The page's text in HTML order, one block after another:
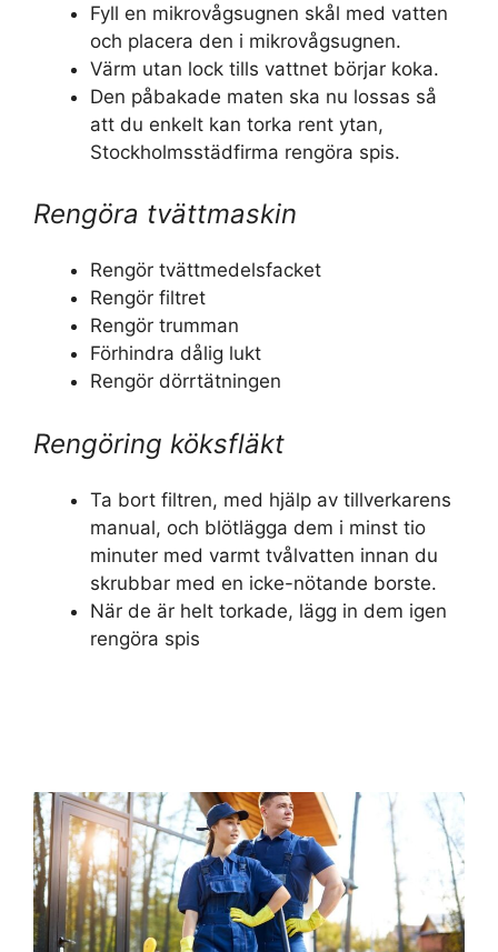
Fyll en mikrovågsugnen skål med vatten
och placera den i mikrovågsugnen.
Värm utan lock tills vattnet börjar koka.
Den påbakade maten ska nu lossas så
att du enkelt kan torka rent ytan,
Stockholmsstädfirma rengöra spis.
Rengöra tvättmaskin
Rengör tvättmedelsfacket
Rengör filtret
Rengör trumman
Förhindra dålig lukt
Rengör dörrtätningen
Rengöring köksfläkt
Ta bort filtren, med hjälp av tillverkarens
manual, och blötlägga dem i minst tio
minuter med varmt tvålvatten innan du
skrubbar med en icke-nötande borste.
När de är helt torkade, lägg in dem igen
rengöra spis